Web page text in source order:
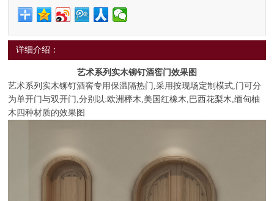
详细介绍：
艺术系列实木铆钉酒窖门效果图
艺术系列实木铆钉酒窖专用保温隔热门,采用按现场定制模式,门可分
为单开门与双开门,分别以:欧洲榉木,美国红橡木,巴西花梨木,缅甸柚
木四种材质的效果图